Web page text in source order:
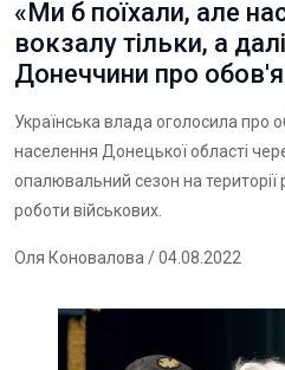
«Ми б поїхали, але
вокзалу тільки, а
Донеччини про
Українська влада оголосила про
населення Донецької області
опалювальний сезон на території
роботи військових.
Оля Коновалова / 04.08.2022